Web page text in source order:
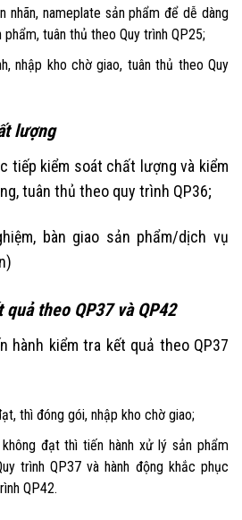
nhãn, nameplate sản phẩm để dễ dàng
tuân thủ theo Quy trình QP25;
nhập kho chờ giao, tuân thủ theo Quy
lượng
tiếp kiểm soát chất lượng và kiểm
tuân thủ theo quy trình QP36;
bàn giao sản phẩm/dịch vụ
theo QP37 và QP42
hành kiểm tra kết quả theo QP37
thì đóng gói, nhập kho chờ giao;
đạt thì tiến hành xử lý sản phẩm
trình QP37 và hành động khắc phục
QP42.